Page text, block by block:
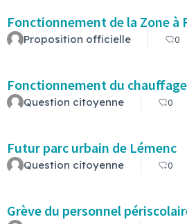
Fonctionnement de la Zone à
Proposition officielle 0
Fonctionnement du
Question citoyenne 0
Futur parc urbain de Lémenc
Question citoyenne 0
Grève du personnel